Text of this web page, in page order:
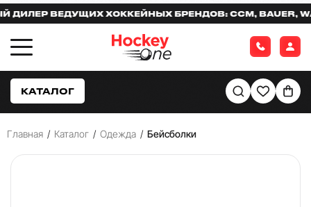
ВЕДУЩИХ ХОККЕЙНЫХ БРЕНДОВ: CCM, BAUER,
КАТАЛОГ
Главная / Каталог / Одежда / Бейсболки